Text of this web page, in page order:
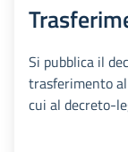
Si pubblica il
trasferimento
cui al decreto-